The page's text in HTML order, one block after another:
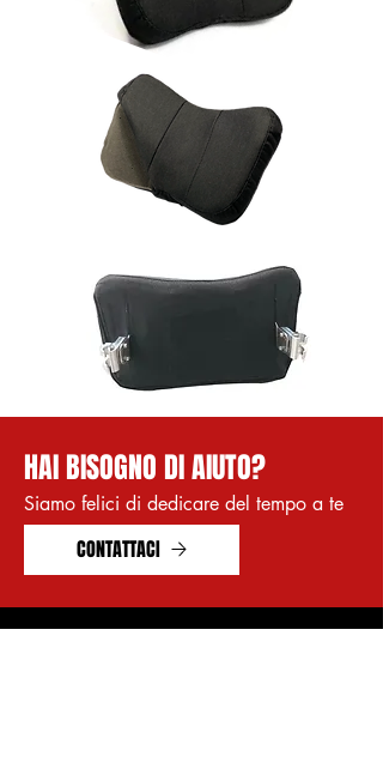
HAI BISOGNO DI AIUTO?
Siamo felici di dedicare del tempo a te
CONTATTACI